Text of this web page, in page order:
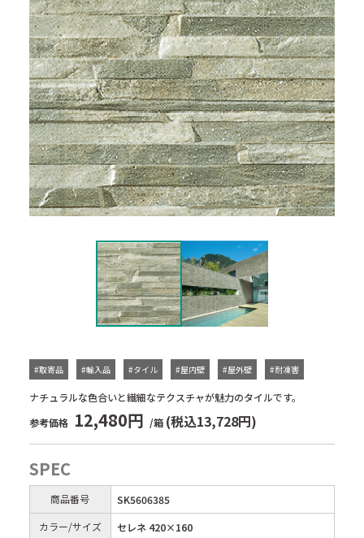
ナチュラルな色合いと繊細なテクスチャが魅力のタイルです。
#取寄品 #輸入品 #タイル #屋内壁 #屋外壁 #耐凍害
参考価格 12,480円 /箱 (税込13,728円)
SPEC
商品番号
SK5606385
カラー/サイズ
セレネ 420×160